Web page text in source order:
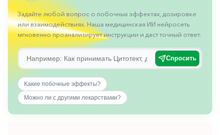
Противоподагрические
Противорвотные
Противоэпилептические
Прочее
Пульмонология
Сердечные
Задайте любой вопрос о побочных эффектах, дозировке
или взаимодействиях. Наша медицинская ИИ нейросеть
мгновенно проанализирует инструкции и даст точный ответ.
Спросить
Какие побочные эффекты?
Можно ли с другими лекарствами?